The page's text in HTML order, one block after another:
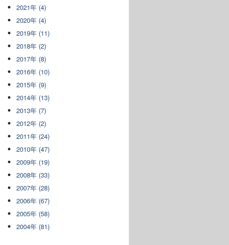
2021年 (4)
2020年 (4)
2019年 (11)
2018年 (2)
2017年 (8)
2016年 (10)
2015年 (9)
2014年 (13)
2013年 (7)
2012年 (2)
2011年 (24)
2010年 (47)
2009年 (19)
2008年 (33)
2007年 (28)
2006年 (67)
2005年 (58)
2004年 (81)